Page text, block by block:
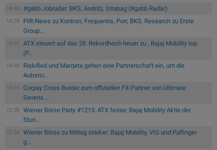
14:40 #gabb Jobradar: BKS, Andritz, Strabag (#gabb Radar)
14:20
PIR-News zu Kontron, Frequentis, Porr, BKS, Research zu Erste
Group...
14:02
ATX steuert auf das 28. Rekordhoch heuer zu , Bajaj Mobility top
(P...
14:00
Riskified und Marqeta gehen eine Partnerschaft ein, um die
Autorisi...
13:55
Corpay Cross-Border zum offiziellen FX-Partner von Ultimate
Sevens ...
12:59
Wiener Börse Party #1215: ATX fester, Bajaj Mobility Aktie der
Stun...
12:38
Wiener Börse zu Mittag stärker: Bajaj Mobility, VIG und Palfinger
g...